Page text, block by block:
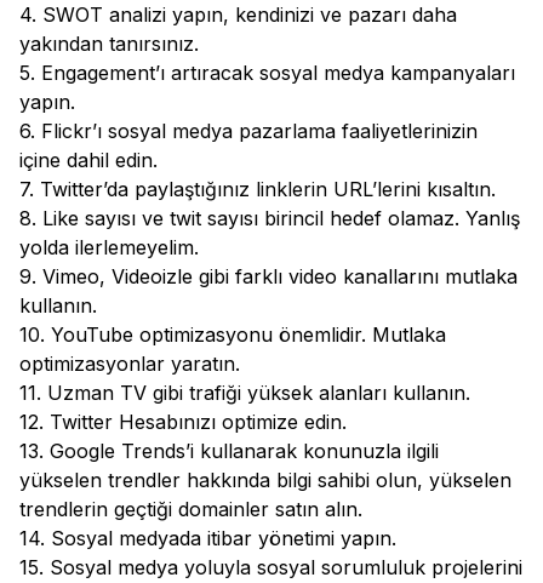
4. SWOT analizi yapın, kendinizi ve pazarı daha
yakından tanırsınız.
5. Engagement’ı artıracak sosyal medya kampanyaları
yapın.
6. Flickr’ı sosyal medya pazarlama faaliyetlerinizin
içine dahil edin.
7. Twitter’da paylaştığınız linklerin URL’lerini kısaltın.
8. Like sayısı ve twit sayısı birincil hedef olamaz. Yanlış
yolda ilerlemeyelim.
9. Vimeo, Videoizle gibi farklı video kanallarını mutlaka
kullanın.
10. YouTube optimizasyonu önemlidir. Mutlaka
optimizasyonlar yaratın.
11. Uzman TV gibi trafiği yüksek alanları kullanın.
12. Twitter Hesabınızı optimize edin.
13. Google Trends’i kullanarak konunuzla ilgili
yükselen trendler hakkında bilgi sahibi olun, yükselen
trendlerin geçtiği domainler satın alın.
14. Sosyal medyada itibar yönetimi yapın.
15. Sosyal medya yoluyla sosyal sorumluluk projelerini